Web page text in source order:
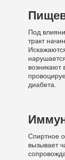
Под
тракт
возникают
диабета.
Спиртное
вызывает